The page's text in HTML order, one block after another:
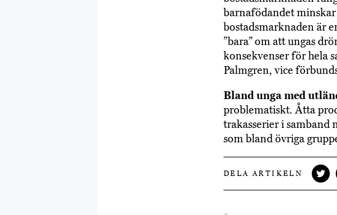
barnafödandet
bostadsmarknaden är
”bara” om att ungas
konsekvenser för hela
Palmgren, vice
Bland unga med
problematiskt. Åtta
trakasserier i samband
som bland övriga
DELA ARTIKELN